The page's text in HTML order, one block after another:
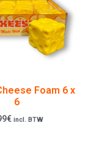
Foam 6 x
6
€ incl. BTW